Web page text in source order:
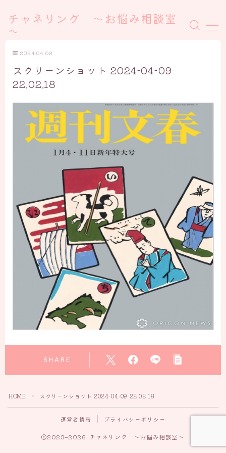
チャネリング ～お悩み相談室
～MENU
悩みを無料で解決したい方はこちら
リクエストを出す
エックスからリクエストを出す
お題箱（リクエスト）
2024.04.09
スクリーンショット 2024-04-09
22.02.18
SHARE
HOME ＞ スクリーンショット 2024-04-09 22.02.18
運営者情報 プライバシーポリシー
2023–2026 チャネリング ～お悩み相談室～